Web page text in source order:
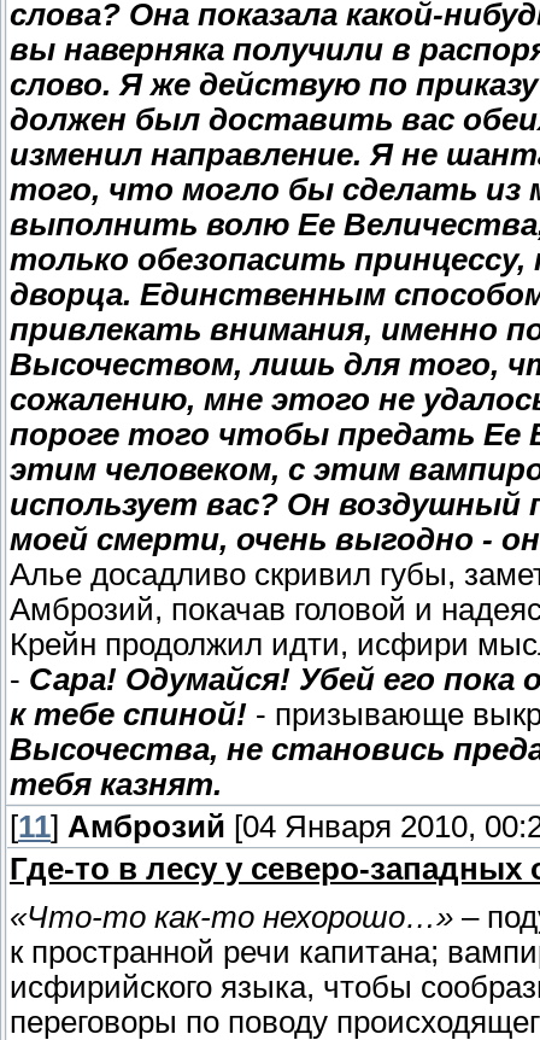
слова? Она показала какой-
вы наверняка получили в
слово. Я же действую по
должен был доставить вас
изменил направление. Я не
того, что могло бы сделать из
выполнить волю Ее
только обезопасить
дворца. Единственным
привлекать внимания, именно
Высочеством, лишь для того,
сожалению, мне этого не
пороге того чтобы предать Ее
этим человеком, с этим
использует вас? Он воздушный
моей смерти, очень выгодно -
Алье досадливо скривил губы,
Амброзий, покачав головой и
Крейн продолжил идти, исфири
- Сара! Одумайся! Убей его
к тебе спиной! - призывающе
Высочества, не становись
тебя казнят.
[11] Амброзий [04 Января 2010,
Где-то в лесу у северо-
«Что-то как-то нехорошо…» –
к пространной речи капитана;
исфирийского языка, чтобы
переговоры по поводу